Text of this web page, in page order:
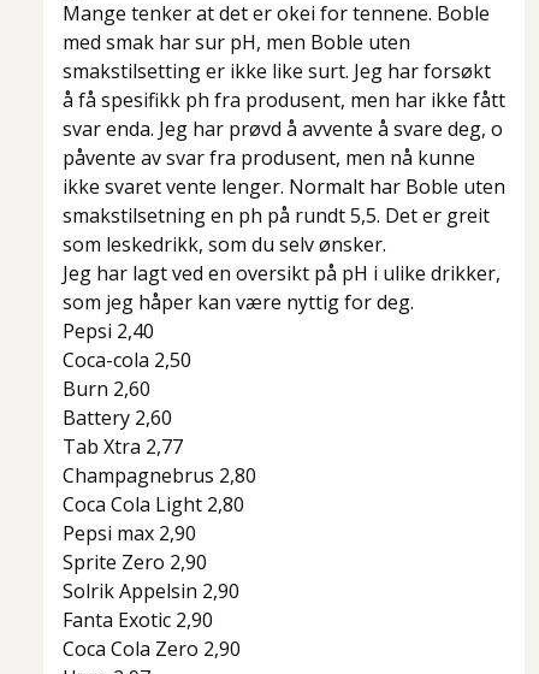
Mange tenker at det er okei for tennene. Boble
med smak har sur pH, men Boble uten
smakstilsetting er ikke like surt. Jeg har forsøkt
å få spesifikk ph fra produsent, men har ikke fått
svar enda. Jeg har prøvd å avvente å svare deg, o
påvente av svar fra produsent, men nå kunne
ikke svaret vente lenger. Normalt har Boble uten
smakstilsetning en ph på rundt 5,5. Det er greit
som leskedrikk, som du selv ønsker.
Jeg har lagt ved en oversikt på pH i ulike drikker,
som jeg håper kan være nyttig for deg.
Pepsi 2,40
Coca-cola 2,50
Burn 2,60
Battery 2,60
Tab Xtra 2,77
Champagnebrus 2,80
Coca Cola Light 2,80
Pepsi max 2,90
Sprite Zero 2,90
Solrik Appelsin 2,90
Fanta Exotic 2,90
Coca Cola Zero 2,90